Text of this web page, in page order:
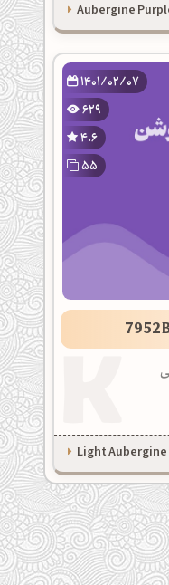
Aubergine
1401/02/07
629
4.6
55
Light